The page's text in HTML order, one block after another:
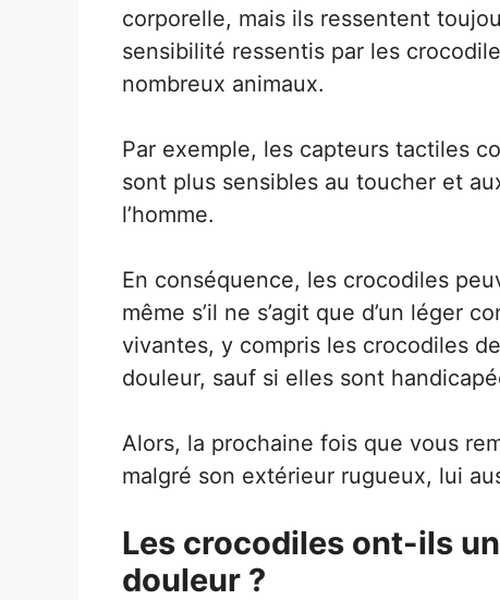
corporelle, mais ils ressentent
sensibilité ressentis par les
nombreux animaux.
Par exemple, les capteurs tactiles
sont plus sensibles au toucher et
l’homme.
En conséquence, les crocodiles
même s’il ne s’agit que d’un léger
vivantes, y compris les crocodiles
douleur, sauf si elles sont
Alors, la prochaine fois que vous
malgré son extérieur rugueux, lui
Les crocodiles ont-ils
douleur ?